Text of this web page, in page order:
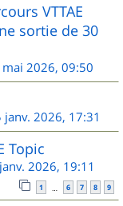
VTTAE
sortie de 30
2026, 09:50
janv. 2026, 17:31
Topic
2026, 19:11
1 … 6 7 8 9